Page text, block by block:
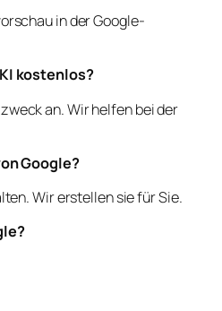
in der Google-
kostenlos?
an. Wir helfen bei der
Google?
Wir erstellen sie für Sie.